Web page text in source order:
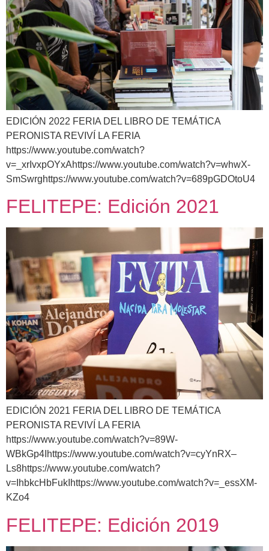
EDICIÓN 2022 FERIA DEL LIBRO DE TEMÁTICA
PERONISTA REVIVÍ LA FERIA
https://www.youtube.com/watch?
v=_xrIvxpOYxAhttps://www.youtube.com/watch?v=whwX-
SmSwrghttps://www.youtube.com/watch?v=689pGDOtoU4
FELITEPE: Edición 2021
EDICIÓN 2021 FERIA DEL LIBRO DE TEMÁTICA
PERONISTA REVIVÍ LA FERIA
https://www.youtube.com/watch?v=89W-
WBkGp4Ihttps://www.youtube.com/watch?v=cyYnRX–
Ls8https://www.youtube.com/watch?
v=IhbkcHbFukIhttps://www.youtube.com/watch?v=_essXM-
KZo4
FELITEPE: Edición 2019